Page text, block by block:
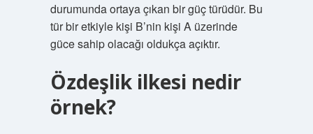
durumunda ortaya çıkan bir güç türüdür. Bu
tür bir etkiyle kişi B’nin kişi A üzerinde
güce sahip olacağı oldukça açıktır.
Özdeşlik ilkesi nedir
örnek?